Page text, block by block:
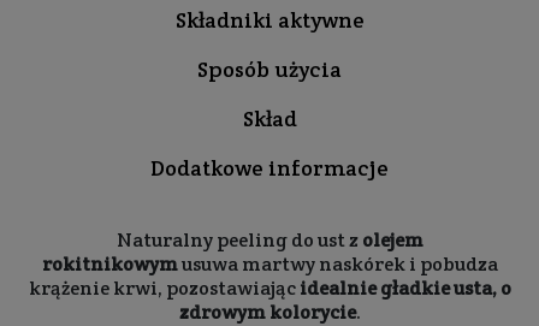
Składniki aktywne
Sposób użycia
Skład
Dodatkowe informacje
Naturalny peeling do ust zolejem
rokitnikowymusuwa martwy naskórek i pobudza
krążenie krwi, pozostawiającidealnie gładkie usta, o
zdrowym kolorycie.